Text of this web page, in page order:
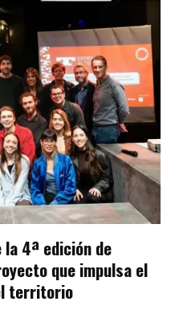
4ª edición de
que impulsa el
territorio